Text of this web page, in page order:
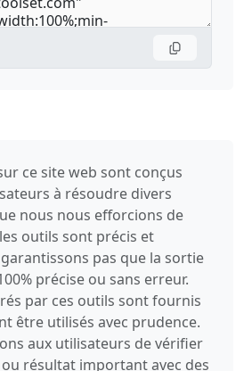
ce site web sont conçus
à résoudre divers
nous nous efforcions de
outils sont précis et
pas que la sortie
précise ou sans erreur.
par ces outils sont fournis
être utilisés avec prudence.
aux utilisateurs de vérifier
résultat important avec des